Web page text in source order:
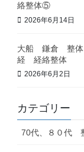
絡整体⑤
2026年6月14日
大船 鎌倉 整
経 経絡整体
2026年6月2日
カテゴリー
70代、８０代